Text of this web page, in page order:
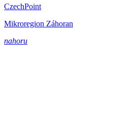
CzechPoint
Mikroregion Záhoran
nahoru